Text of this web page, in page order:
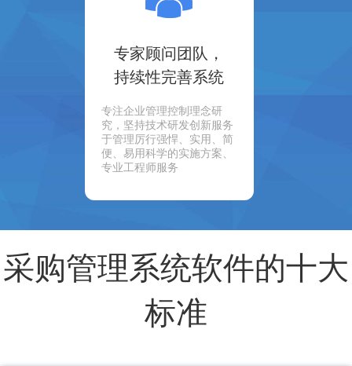
专家顾问团队，
持续性完善系统
专注企业管理控制理念研
究，坚持技术研发创新服务
于管理厉行强悍、实用、简
便、易用科学的实施方案、
专业工程师服务
采购管理系统软件的十大
标准